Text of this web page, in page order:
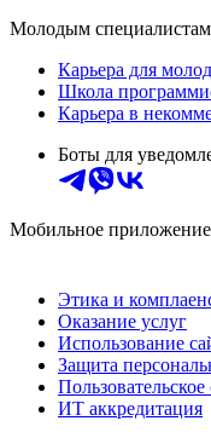
Молодым специалистам
Карьера для
Школа
Карьера в
Боты для
Мобильное приложение
Этика и
Оказание услуг
Использование
Защита
ИТ аккредитация